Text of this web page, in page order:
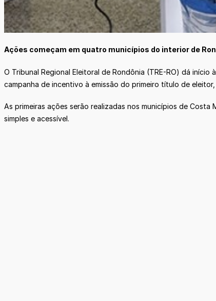
Ações começam em quatro municípios do interior de
O Tribunal Regional Eleitoral de Rondônia (TRE-RO) dá
campanha de incentivo à emissão do primeiro título de
As primeiras ações serão realizadas nos municípios de
simples e acessível.